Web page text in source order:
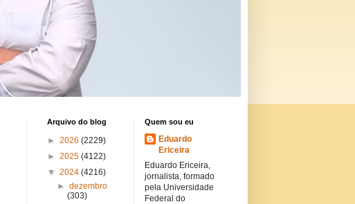
Arquivo do blog
► 2026 (2229)
► 2025 (4122)
▼ 2024 (4216)
► dezembro
(303)
Quem sou eu
Eduardo
Ericeira
Eduardo Ericeira,
jornalista, formado
pela Universidade
Federal do